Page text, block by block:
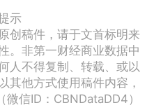
示
创稿件，请于文首标明来
。非第一财经商业数据中
人不得复制、转载、或以
其他方式使用稿件内容，
信ID：CBNDataDD4）